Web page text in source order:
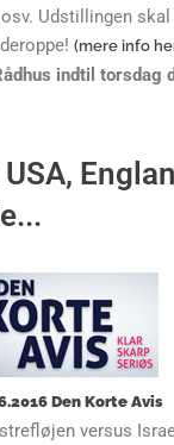
Udstillingen
(mere info
indtil torsdag
Den Korte Avis
versus